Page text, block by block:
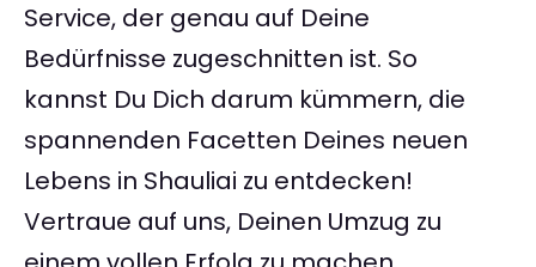
Service, der genau auf Deine
Bedürfnisse zugeschnitten ist. So
kannst Du Dich darum kümmern, die
spannenden Facetten Deines neuen
Lebens in Shauliai zu entdecken!
Vertraue auf uns, Deinen Umzug zu